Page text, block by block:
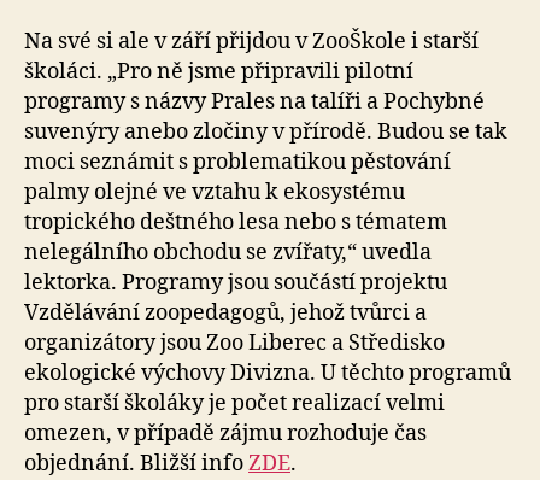
Na své si ale v září přijdou v ZooŠkole i starší
školáci. „Pro ně jsme připravili pilotní
programy s názvy Prales na talíři a Pochybné
suvenýry anebo zločiny v přírodě. Budou se tak
moci seznámit s problematikou pěstování
palmy olejné ve vztahu k ekosystému
tropického deštného lesa nebo s tématem
nelegálního obchodu se zvířaty,“ uvedla
lektorka. Programy jsou součástí projektu
Vzdělávání zoopedagogů, jehož tvůrci a
organizátory jsou Zoo Liberec a Středisko
ekologické výchovy Divizna. U těchto programů
pro starší školáky je počet realizací velmi
omezen, v případě zájmu rozhoduje čas
objednání. Bližší infoZDE.